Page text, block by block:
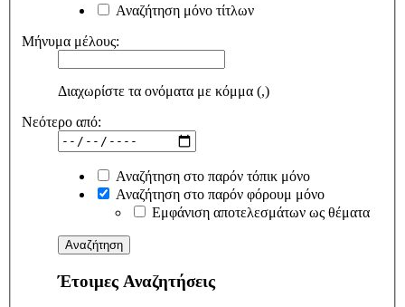
Αναζήτηση μόνο τίτλων
Μήνυμα μέλους:
Διαχωρίστε τα ονόματα με κόμμα (,)
Νεότερο από:
Αναζήτηση στο παρόν τόπικ μόνο
Αναζήτηση στο παρόν φόρουμ μόνο
Εμφάνιση αποτελεσμάτων ως θέματα
Έτοιμες Αναζητήσεις